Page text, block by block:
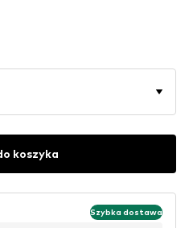
koszyka
Szybka dostawa